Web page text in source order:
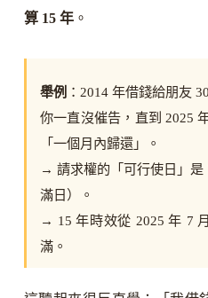
算 15 年。
舉例 ：2014 年借錢給朋友
你一直沒催告，直到 2025
「一個月內歸還」。
→ 請求權的「可行使日」是
滿日）。
→ 15 年時效從 2025 年 7
滿。